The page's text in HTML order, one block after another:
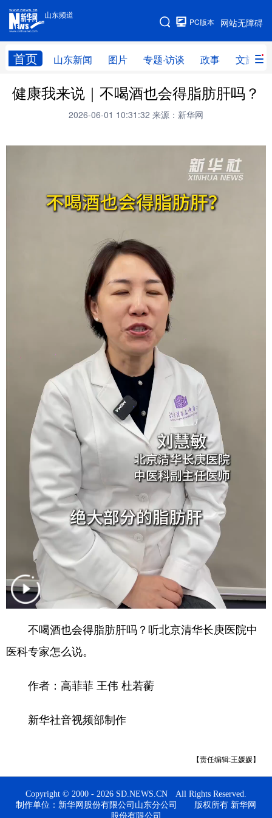
山东频道
网站无障碍
PC版本
首页 山东新闻 图片 专题·访谈 政事 文旅
手机版
网站地图
学习进行时 高层 时政 人事
财经 网评
台湾 思客智库 全球连线 教育
文化
健康 军事 访谈
人居 信息化
城市 旅游
彩票 娱乐
公益 书画
上市公司 投教基地
地方频道
首页 山东新闻 图片 专题·访谈
政事 文旅 社会民生 山东产经
文娱 地市 科教
健康 微视齐鲁
多语种频道
English Français
Русский язык 日本語 한국어
Deutsch Português
健康我来说｜不喝酒也会得脂肪肝吗？
2026-06-01 10:31:32 来源：新华网
不喝酒也会得脂肪肝吗？听北京清华长庚医院中
医科专家怎么说。
作者：高菲菲 王伟 杜若蘅
新华社音视频部制作
【责任编辑:王媛媛】
Copyright © 2000 - 2026 SD.NEWS.CN All Rights Reserved.
制作单位：新华网股份有限公司山东分公司 版权所有 新华网
股份有限公司